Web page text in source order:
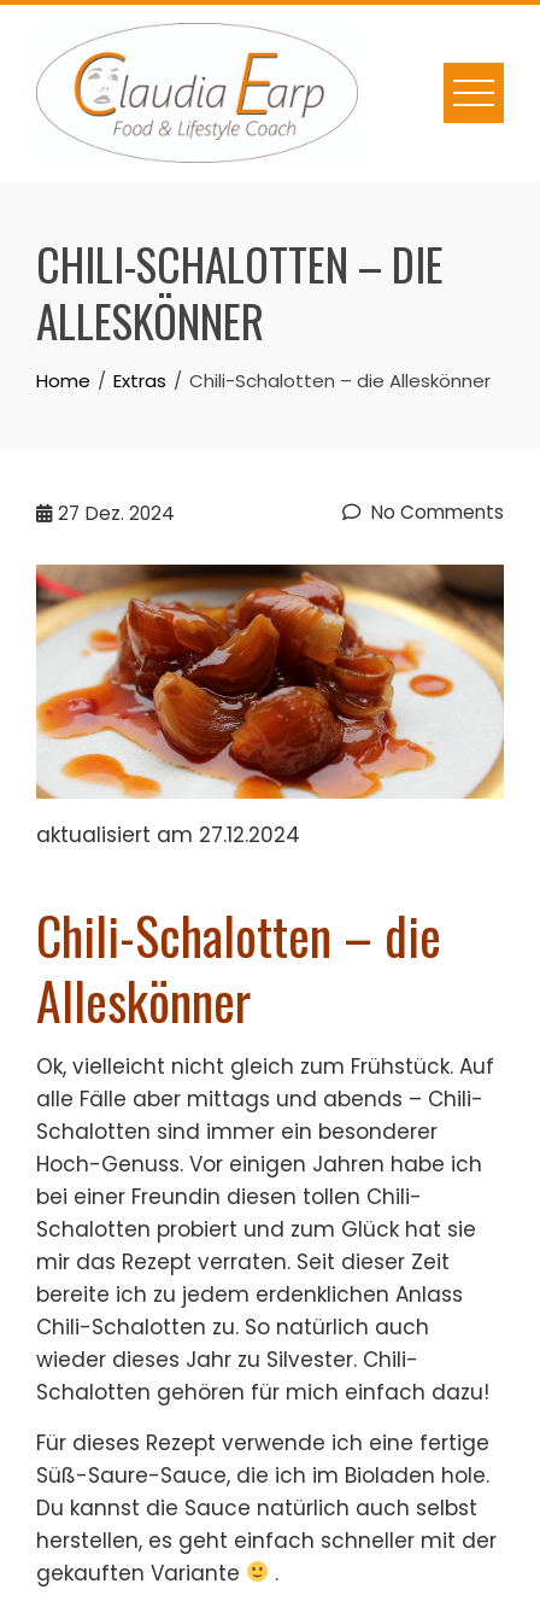
Skip
content
CHILI-SCHALOTTEN – DIE
ALLESKÖNNER
Home Extras Chili-Schalotten – die Alleskönner
27 Dez. 2024 No Comments
aktualisiert am 27.12.2024
Chili-Schalotten – die
Alleskönner
Ok, vielleicht nicht gleich zum Frühstück. Auf
alle Fälle aber mittags und abends – Chili-
Schalotten sind immer ein besonderer
Hoch-Genuss. Vor einigen Jahren habe ich
bei einer Freundin diesen tollen Chili-
Schalotten probiert und zum Glück hat sie
mir das Rezept verraten. Seit dieser Zeit
bereite ich zu jedem erdenklichen Anlass
Chili-Schalotten zu. So natürlich auch
wieder dieses Jahr zu Silvester. Chili-
Schalotten gehören für mich einfach dazu!
Für dieses Rezept verwende ich eine fertige
Süß-Saure-Sauce, die ich im Bioladen hole.
Du kannst die Sauce natürlich auch selbst
herstellen, es geht einfach schneller mit der
gekauften Variante
.